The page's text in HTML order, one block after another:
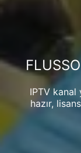
IPTV kanal
hazır,